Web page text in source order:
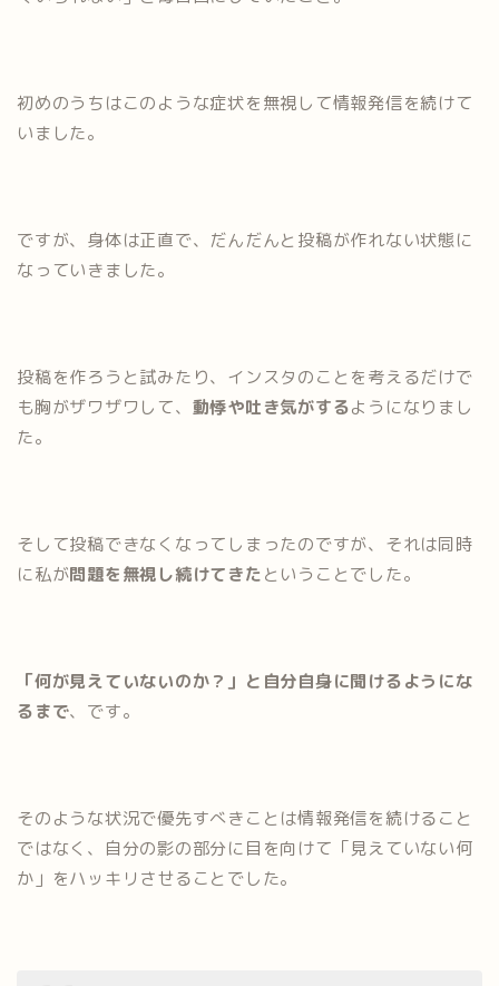
初めのうちはこのような症状を無視して情報発信を続けて
いました。
ですが、身体は正直で、だんだんと投稿が作れない状態に
なっていきました。
投稿を作ろうと試みたり、インスタのことを考えるだけで
も胸がザワザワして、 動悸や吐き気がするようになりまし
た。
そして投稿できなくなってしまったのですが、それは同時
に私が問題を無視し続けてきたということでした。
「何が見えていないのか？」と自分自身に聞けるようにな
るまで、です。
そのような状況で優先すべきことは情報発信を続けること
ではなく、自分の影の部分に目を向けて「見えていない何
か」をハッキリさせることでした。